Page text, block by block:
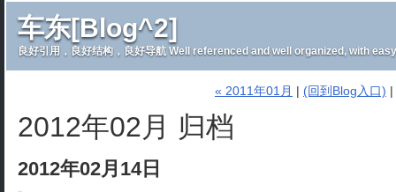
车东[Blog^2]
良好引用，良好结构，良好导航 Well referenced and well organized, with
« 2011年01月 | (回到Blog入口) |
2012年02月 归档
2012年02月14日